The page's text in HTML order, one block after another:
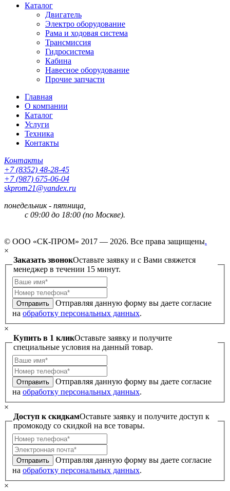
Каталог
Двигатель
Электро оборудование
Рама и ходовая система
Трансмиссия
Гидросистема
Кабина
Навесное оборудование
Прочие запчасти
Главная
О компании
Каталог
Услуги
Техника
Контакты
Контакты
+7 (8352) 48-28-45
+7 (987) 675-06-04
skprom21@yandex.ru
понедельник - пятница,
с 09:00 до 18:00 (по Москве).
© ООО «СК-ПРОМ» 2017 — 2026. Все права защищены.
×
Заказать звонокОставьте заявку и с Вами свяжется
менеджер в течении 15 минут.
Отправить
Отправляя данную форму вы даете согласие
на обработку персональных данных.
×
Купить в 1 кликОставьте заявку и получите
специальные условия на данный товар.
Отправить
Отправляя данную форму вы даете согласие
на обработку персональных данных.
×
Доступ к скидкамОставьте заявку и получите доступ к
промокоду со скидкой на все товары.
Отправить
Отправляя данную форму вы даете согласие
на обработку персональных данных.
×